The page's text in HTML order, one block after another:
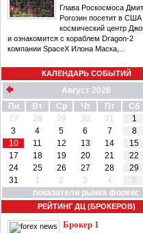
Глава Роскосмоса
Рогозин посетит в США
космический центр
и ознакомится с кораблем Dragon-2
компании SpaceX Илона Маска,...
КАЛЕНДАРЬ СОБЫТИЙ
Август 2026
Пн
Вт Ср Чт Пт Сб
27
28 29 30 31 1
3
4 5 6 7 8
10
11 12 13 14 15
17
18 19 20 21 22
24
25 26 27 28 29
31
1 2 3 4 5
показатели рынка форекс
РЕЙТИНГ ДЦ (БРОКЕРОВ)
Брокер 1